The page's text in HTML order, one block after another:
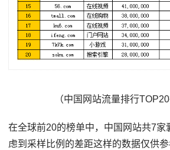
（中国网站流量排行TOP20
在全球前20的榜单中，中国网站共7家
虑到采样比例的差距这样的数据仅供